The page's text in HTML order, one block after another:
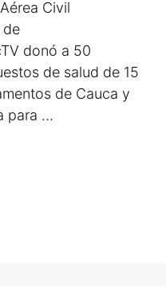
Civil
de
donó a 50
de salud de 15
de Cauca y
para …